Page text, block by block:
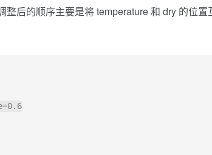
整后的顺序主要是将 temperature 和 dry 的位